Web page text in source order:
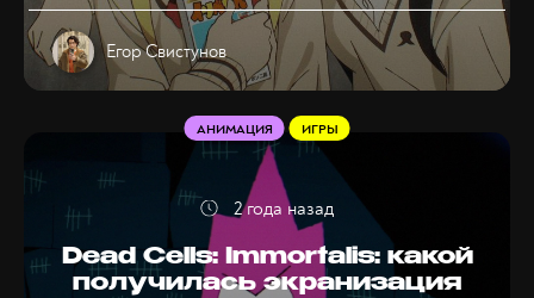
Егор Свистунов
Dead Cells: Immortalis: какой
получилась экранизация
АНИМАЦИЯ ИГРЫ
2 года назад